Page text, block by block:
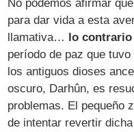
No podemos afirmar
para dar vida a esta
llamativa… lo contrario
período de paz que
los antiguos dioses
oscuro, Darhûn, es
problemas. El pequeño
de intentar revertir